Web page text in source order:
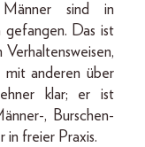
sind in
gefangen. Das ist
mit anderen über
klar; er ist
, Burschen-
in freier Praxis.